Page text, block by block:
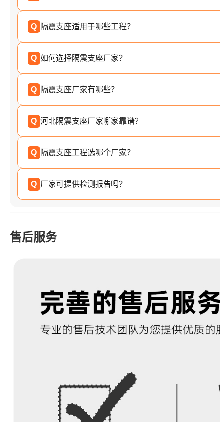
Q 隔震支座适用于哪些工程？
Q 如何选择隔震支座厂家？
Q 隔震支座厂家有哪些？
Q 河北隔震支座厂家哪家靠谱？
Q 隔震支座工程选哪个厂家？
Q 厂家可提供检测报告吗？
售后服务